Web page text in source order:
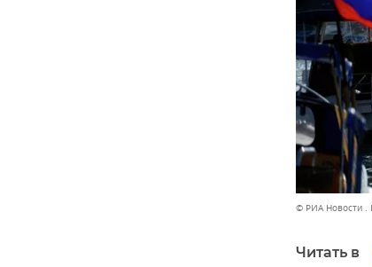
© РИА Новости .
Читать в